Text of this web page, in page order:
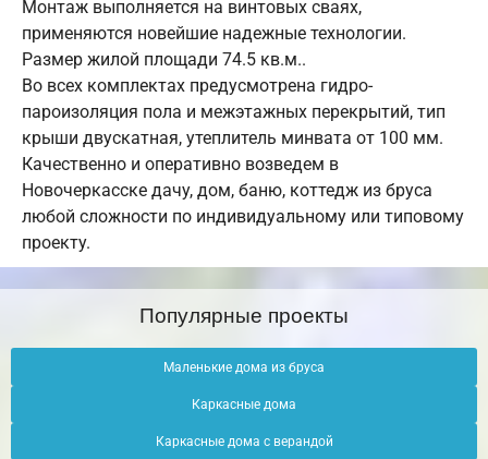
Монтаж выполняется на винтовых сваях,
применяются новейшие надежные технологии.
Размер жилой площади 74.5 кв.м..
Во всех комплектах предусмотрена гидро-
пароизоляция пола и межэтажных перекрытий, тип
крыши двускатная, утеплитель минвата от 100 мм.
Качественно и оперативно возведем в
Новочеркасске дачу, дом, баню, коттедж из бруса
любой сложности по индивидуальному или типовому
проекту.
Популярные проекты
Маленькие дома из бруса
Каркасные дома
Каркасные дома с верандой